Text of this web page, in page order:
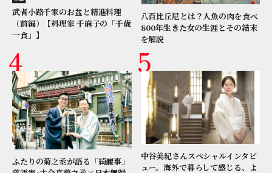
武者小路千家のお盆と精進料理
（前編）【料理家 千麻子の「千歳
一食」】
八百比丘尼とは？人魚の肉を食べ
800年生きた女の生涯とその結末
を解説
ふたりの菊之丞が語る「綺麗事」
中谷美紀さんスペシャルインタビ
ュー。海外で暮らして感じる、よ